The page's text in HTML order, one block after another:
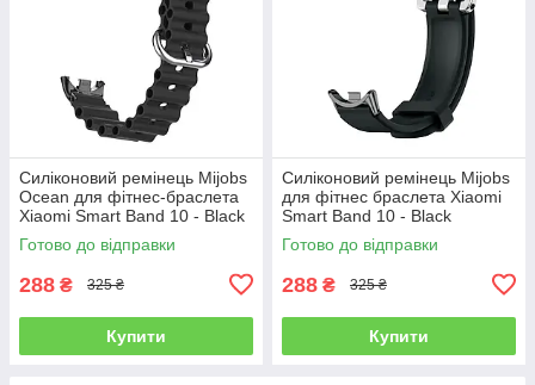
Силіконовий ремінець Mijobs
Ocean для фітнес-браслета
Xiaomi Smart Band 10 - Black
Готово до відправки
288 ₴ 325 ₴
Купити
Силіконовий ремінець Mijobs
для фітнес браслета Xiaomi
Smart Band 10 - Black
Готово до відправки
288 ₴ 325 ₴
Купити